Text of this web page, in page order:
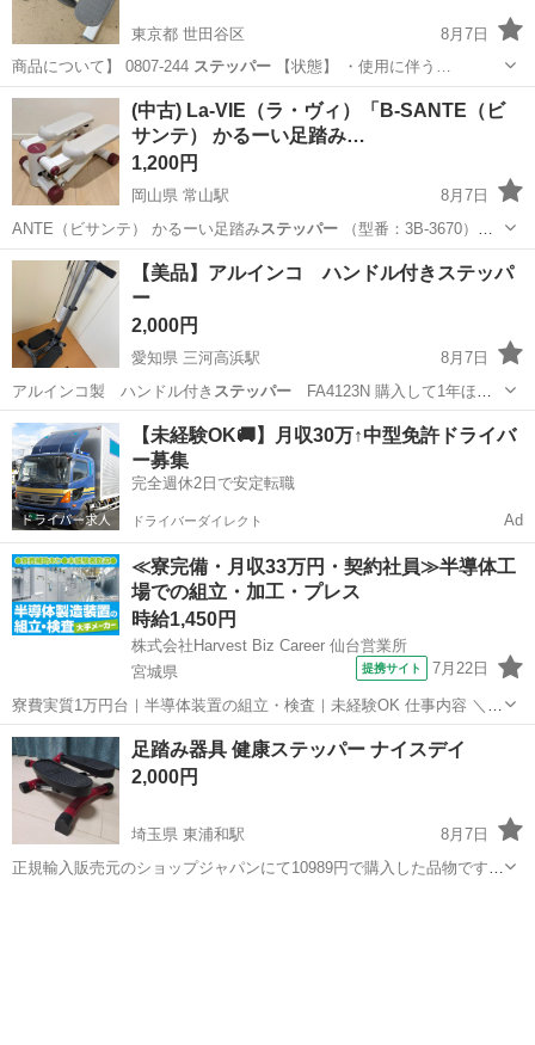
東京都 世田谷区
8月7日
商品について】 0807-244 ステッパー 【状態】 ・使用に伴う…
東京 世田谷区 フィットネス、トレーニング ステッパー
(中古) La-VIE（ラ・ヴィ）「B-SANTE（ビ
サンテ） かるーい足踏み…
1,200円
岡山県 常山駅
8月7日
ANTE（ビサンテ） かるーい足踏みステッパー（型番：3B-3670）」
本体とマ…
岡山 玉野市 常山駅 その他
【美品】アルインコ ハンドル付きステッパ
ー
2,000円
愛知県 三河高浜駅
8月7日
アルインコ製 ハンドル付き ステッパーFA4123N 購入して1年ほ
ど…
愛知 高浜市 三河高浜駅 フィットネス、トレーニング
【未経験OK🚚】月収30万↑中型免許ドライバ
ー募集
完全週休2日で安定転職
ドライバーダイレクト Ad
≪寮完備・月収33万円・契約社員≫半導体工
場での組立・加工・プレス
時給1,450円
株式会社Harvest Biz Career 仙台営業所
宮城県
提携サイト 7月22日
寮費実質1万円台｜半導体装置の組立・検査｜未経験OK 仕事内容 ＼半
導体製造装置の組立・検査スタッフ／ 大手メーカー工場内で、半導体
をつくるための装置を組み立てる仕事です。 タブレットや図面を確認
しながら、ドライバ...
宮城 その他
足踏み器具 健康ステッパー ナイスデイ
2,000円
埼玉県 東浦和駅
8月7日
正規輸入販売元のショップジャパンにて10989円で購入した品物です。